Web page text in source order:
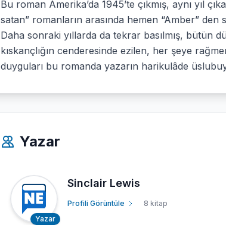
Bu roman Amerika’da 1945’te çıkmış, aynı yıl
satan” romanların arasında hemen “Amber”
Daha sonraki yıllarda da tekrar basılmış, bütün
kıskançlığın cenderesinde ezilen, her şeye
duyguları bu romanda yazarın harikulâde
Yazar
Yazar
Sinclair Lewis
Profili Görüntüle 8 kitap